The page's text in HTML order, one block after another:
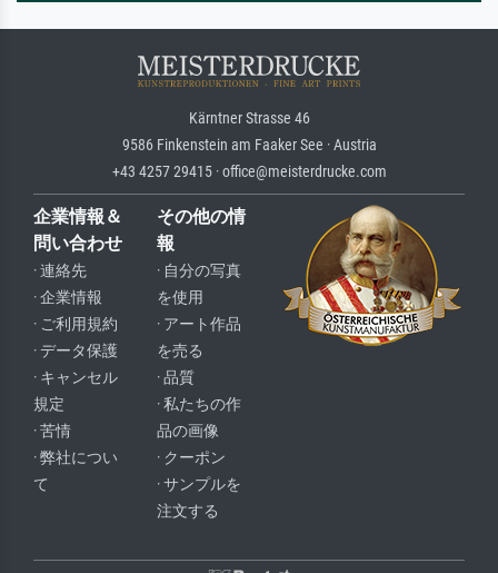
Kärntner Strasse 46
9586 Finkenstein am Faaker See · Austria
+43 4257 29415 · office@meisterdrucke.com
企業情報＆
問い合わせ
· 連絡先
· 企業情報
· ご利用規約
· データ保護
· キャンセル
規定
· 苦情
· 弊社につい
て
その他の情
報
· 自分の写真
を使用
· アート作品
を売る
· 品質
· 私たちの作
品の画像
· クーポン
· サンプルを
注文する